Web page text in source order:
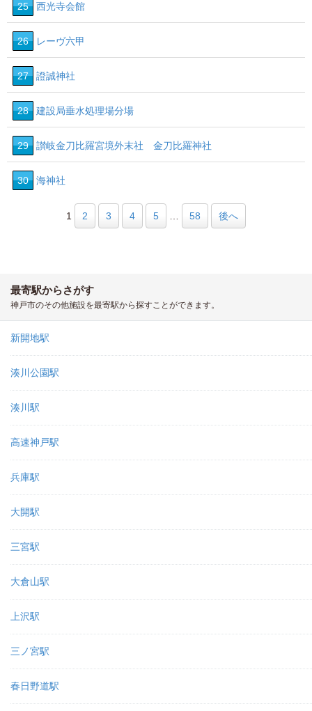
25 西光寺会館
26 レーヴ六甲
27 證誠神社
28 建設局垂水処理場分場
29 讃岐金刀比羅宮境外末社 金刀比羅神社
30 海神社
1 2 3 4 5 58 後へ
最寄駅からさがす
神戸市のその他施設を最寄駅から探すことができます。
新開地駅
湊川公園駅
湊川駅
高速神戸駅
兵庫駅
大開駅
三宮駅
大倉山駅
上沢駅
三ノ宮駅
春日野道駅